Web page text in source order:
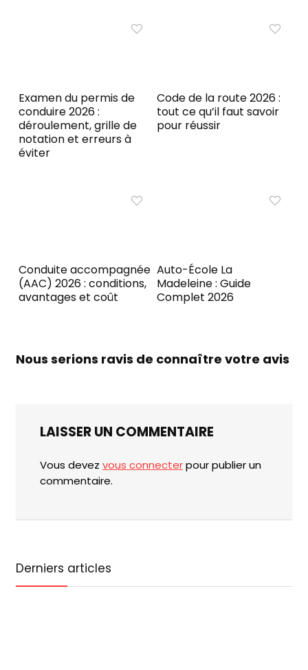
Examen du permis de
conduire 2026 :
déroulement, grille de
notation et erreurs à
éviter
Code de la route 2026 :
tout ce qu’il faut savoir
pour réussir
Conduite accompagnée
(AAC) 2026 : conditions,
avantages et coût
Auto-École La
Madeleine : Guide
Complet 2026
Nous serions ravis de connaître votre avis
LAISSER UN COMMENTAIRE
Vous devez vous connecterpour publier un
commentaire.
Derniers articles